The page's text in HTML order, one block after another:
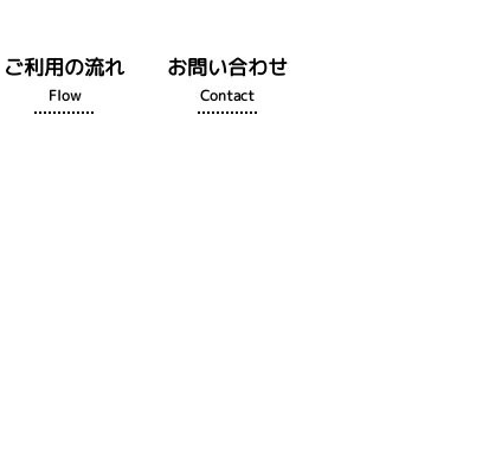
ご利用の流れ
Flow
お問い合わせ
Contact